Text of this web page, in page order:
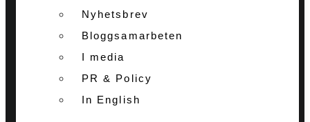
Nyhetsbrev
Bloggsamarbeten
I media
PR & Policy
In English